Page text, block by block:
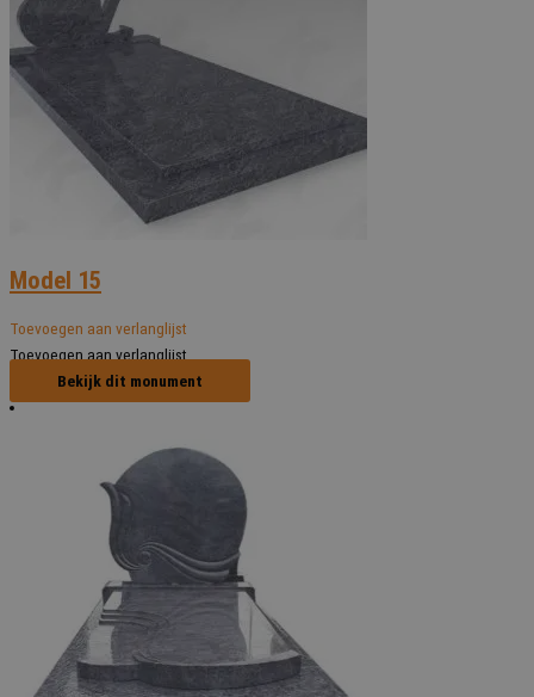
Model 15
Toevoegen aan verlanglijst
Toevoegen aan verlanglijst
Bekijk dit monument